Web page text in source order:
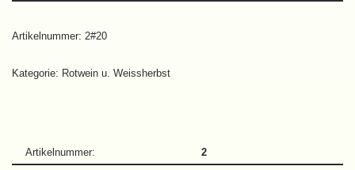
Artikelnummer: 2#20
Kategorie: Rotwein u. Weissherbst
Artikelnummer: 2